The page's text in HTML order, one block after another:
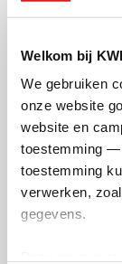
Welkom bij
We gebruiken
onze website
website en
toestemming —
toestemming
verwerken,
gegevens.
Ik wil
en betaal